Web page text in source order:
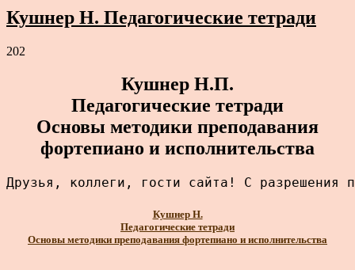
Кушнер Н. Педагогические тетради
202
Кушнер Н.П.
Педагогические тетради
Основы методики преподавания
фортепиано и исполнительства
Друзья, коллеги, гости сайта! С разрешения
Кушнер Н.
Педагогические тетради
Основы методики преподавания фортепиано и исполнительства